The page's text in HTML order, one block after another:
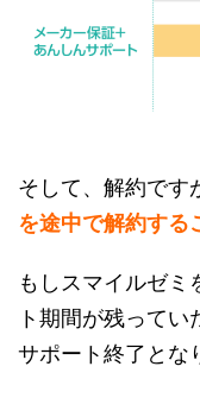
そして、解約です
を途中で解約する
もしスマイルゼミ
ト期間が残って
サポート終了とな